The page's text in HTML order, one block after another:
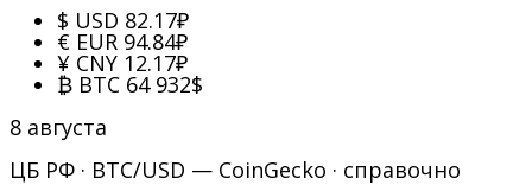
$ USD 82.17₽
€ EUR 94.84₽
¥ CNY 12.17₽
₿ BTC 64 932$
8 августа
ЦБ РФ · BTC/USD — CoinGecko · справочно